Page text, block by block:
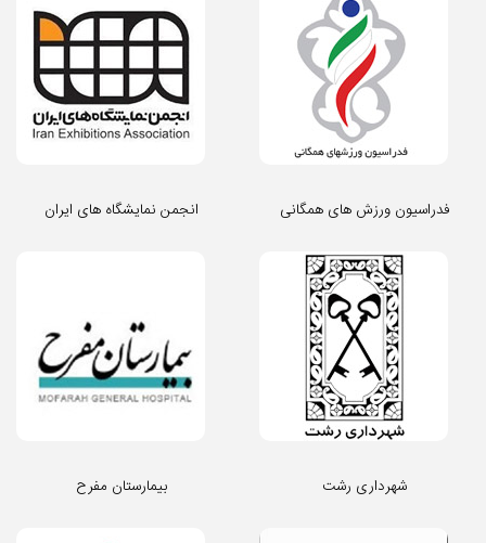
انجمن نمایشگاه های ایران فدراسیون ورزش های همگانی
بیمارستان مفرح شهرداری رشت